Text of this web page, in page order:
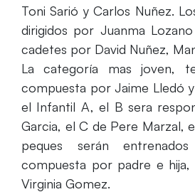
Toni Sarió y Carlos Nuñez.
dirigidos por Juanma
cadetes por David Nuñez,
La categoría mas joven,
compuesta por Jaime Lledó
el Infantil A, el B sera
Garcia, el C de Pere Marzal,
peques serán
compuesta por padre e
Virginia Gomez.